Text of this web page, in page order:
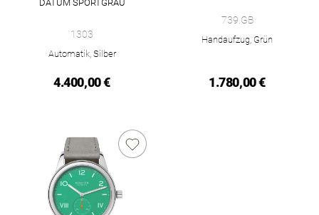
DATUM SPORTGRAU
NOMOS Glashütte Autobahn neomatik 41 Datum sportgrau,
1303
Automatik, Silber
4.400,00 €
739.GB
Handaufzug, Grün
1.780,00 €